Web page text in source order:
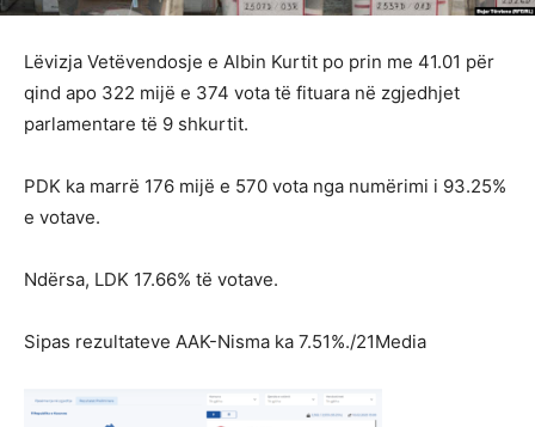
Lëvizja Vetëvendosje e Albin Kurtit po prin me 41.01 për
qind apo 322 mijë e 374 vota të fituara në zgjedhjet
parlamentare të 9 shkurtit.
PDK ka marrë 176 mijë e 570 vota nga numërimi i 93.25%
e votave.
Ndërsa, LDK 17.66% të votave.
Sipas rezultateve AAK-Nisma ka 7.51%./21Media